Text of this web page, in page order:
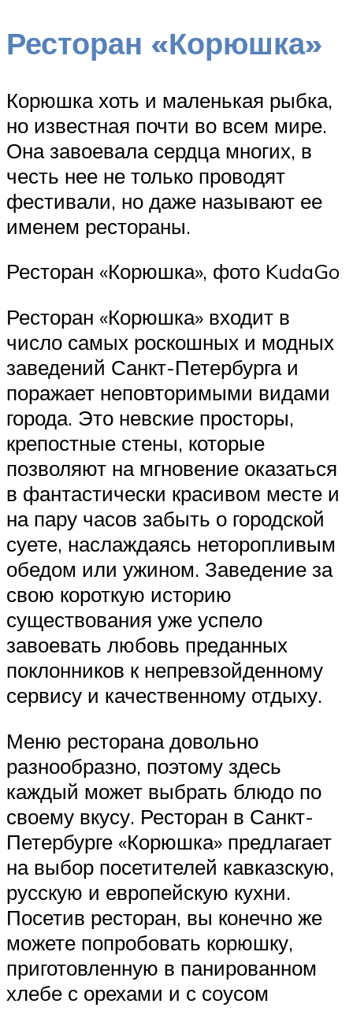
Ресторан «Корюшка»
Корюшка хоть и маленькая рыбка,
но известная почти во всем мире.
Она завоевала сердца многих, в
честь нее не только проводят
фестивали, но даже называют ее
именем рестораны.
Ресторан «Корюшка», фото KudaGo
Ресторан «Корюшка» входит в
число самых роскошных и модных
заведений Санкт-Петербурга и
поражает неповторимыми видами
города. Это невские просторы,
крепостные стены, которые
позволяют на мгновение оказаться
в фантастически красивом месте и
на пару часов забыть о городской
суете, наслаждаясь неторопливым
обедом или ужином. Заведение за
свою короткую историю
существования уже успело
завоевать любовь преданных
поклонников к непревзойденному
сервису и качественному отдыху.
Меню ресторана довольно
разнообразно, поэтому здесь
каждый может выбрать блюдо по
своему вкусу. Ресторан в Санкт-
Петербурге «Корюшка» предлагает
на выбор посетителей кавказскую,
русскую и европейскую кухни.
Посетив ресторан, вы конечно же
можете попробовать корюшку,
приготовленную в панированном
хлебе с орехами и с соусом